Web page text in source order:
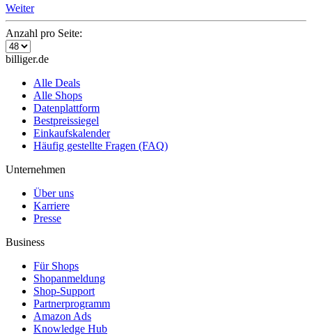
Weiter
Anzahl pro Seite:
billiger.de
Alle Deals
Alle Shops
Datenplattform
Bestpreissiegel
Einkaufskalender
Häufig gestellte Fragen (FAQ)
Unternehmen
Über uns
Karriere
Presse
Business
Für Shops
Shopanmeldung
Shop-Support
Partnerprogramm
Amazon Ads
Knowledge Hub